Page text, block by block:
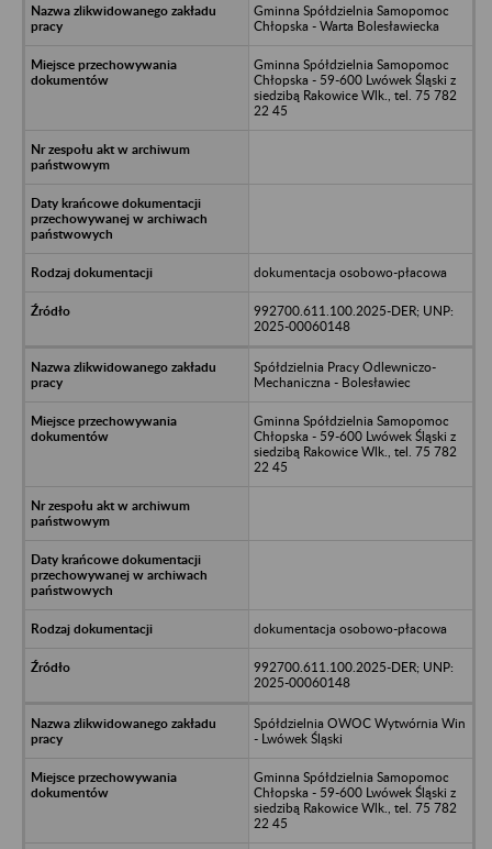
Gminna Spółdzielnia Samopomoc
Chłopska - Warta Bolesławiecka
Gminna Spółdzielnia Samopomoc
Chłopska - 59-600 Lwówek Śląski z
siedzibą Rakowice Wlk., tel. 75 782
22 45
dokumentacja osobowo-płacowa
992700.611.100.2025-DER; UNP:
2025-00060148
Spółdzielnia Pracy Odlewniczo-
Mechaniczna - Bolesławiec
Gminna Spółdzielnia Samopomoc
Chłopska - 59-600 Lwówek Śląski z
siedzibą Rakowice Wlk., tel. 75 782
22 45
dokumentacja osobowo-płacowa
992700.611.100.2025-DER; UNP:
2025-00060148
Spółdzielnia OWOC Wytwórnia Win
- Lwówek Śląski
Gminna Spółdzielnia Samopomoc
Chłopska - 59-600 Lwówek Śląski z
siedzibą Rakowice Wlk., tel. 75 782
22 45